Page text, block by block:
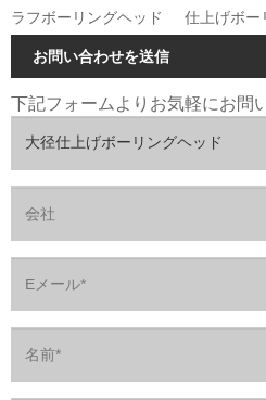
ラフボーリングヘッド 仕上げボー
お問い合わせを送信
下記フォームよりお気軽にお問